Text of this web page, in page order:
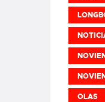
OLAS